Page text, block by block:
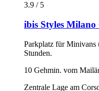
3.9 / 5
ibis Styles Milano
Parkplatz für Minivans
Stunden.
10 Gehmin. vom
Zentrale Lage am